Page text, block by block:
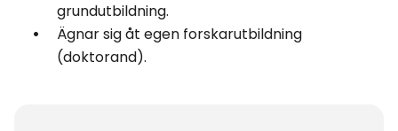
grundutbildning.
Ägnar sig åt egen forskarutbildning
(doktorand).